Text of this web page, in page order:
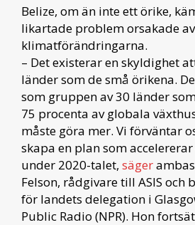
Belize, om än inte ett örike,
likartade problem orsakade av
klimatförändringarna.
– Det existerar en skyldighet
länder som de små örikena.
som gruppen av 30 länder
75 procenta av globala
måste göra mer. Vi förväntar
skapa en plan som
under 2020-talet, säger
Felson, rådgivare till ASIS och
för landets delegation i
Public Radio (NPR). Hon